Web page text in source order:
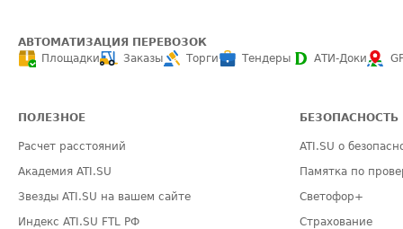
АВТОМАТИЗАЦИЯ ПЕРЕВОЗОК
Площадки
Заказы Торги Тендеры АТИ-Доки
ПОЛЕЗНОЕ
Расчет расстояний
Академия ATI.SU
Звезды ATI.SU на вашем сайте
Индекс ATI.SU FTL РФ
БЕЗОПАСНОСТЬ
ATI.SU о
Памятка по
Светофор+
Страхование